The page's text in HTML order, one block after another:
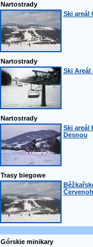
Nartostrady
Ski areál
Nartostrady
Ski Areál
Nartostrady
Ski areál
Desnou
Trasy biegowe
Górskie minikary